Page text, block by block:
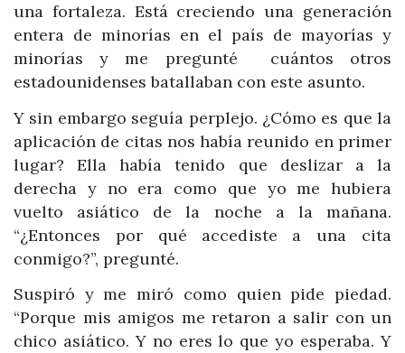
una fortaleza. Está creciendo una generación
entera de minorías en el país de mayorías y
minorías y me pregunté cuántos otros
estadounidenses batallaban con este asunto.
Y sin embargo seguía perplejo. ¿Cómo es que la
aplicación de citas nos había reunido en primer
lugar? Ella había tenido que deslizar a la
derecha y no era como que yo me hubiera
vuelto asiático de la noche a la mañana.
“¿Entonces por qué accediste a una cita
conmigo?”, pregunté.
Suspiró y me miró como quien pide piedad.
“Porque mis amigos me retaron a salir con un
chico asiático. Y no eres lo que yo esperaba. Y